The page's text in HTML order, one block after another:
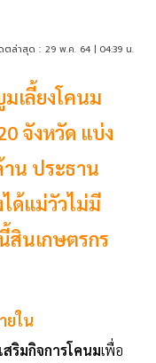
ตล่าสุด : 29 พ.ค. 64 | 04:39 น.
เลี้ยงโคนม
จังหวัด แบ่ง
าน ประธาน
ด้แม่วัวไม่มี
สินเกษตรกร
ยใน
สริมกิจการโคนมเพื่อ